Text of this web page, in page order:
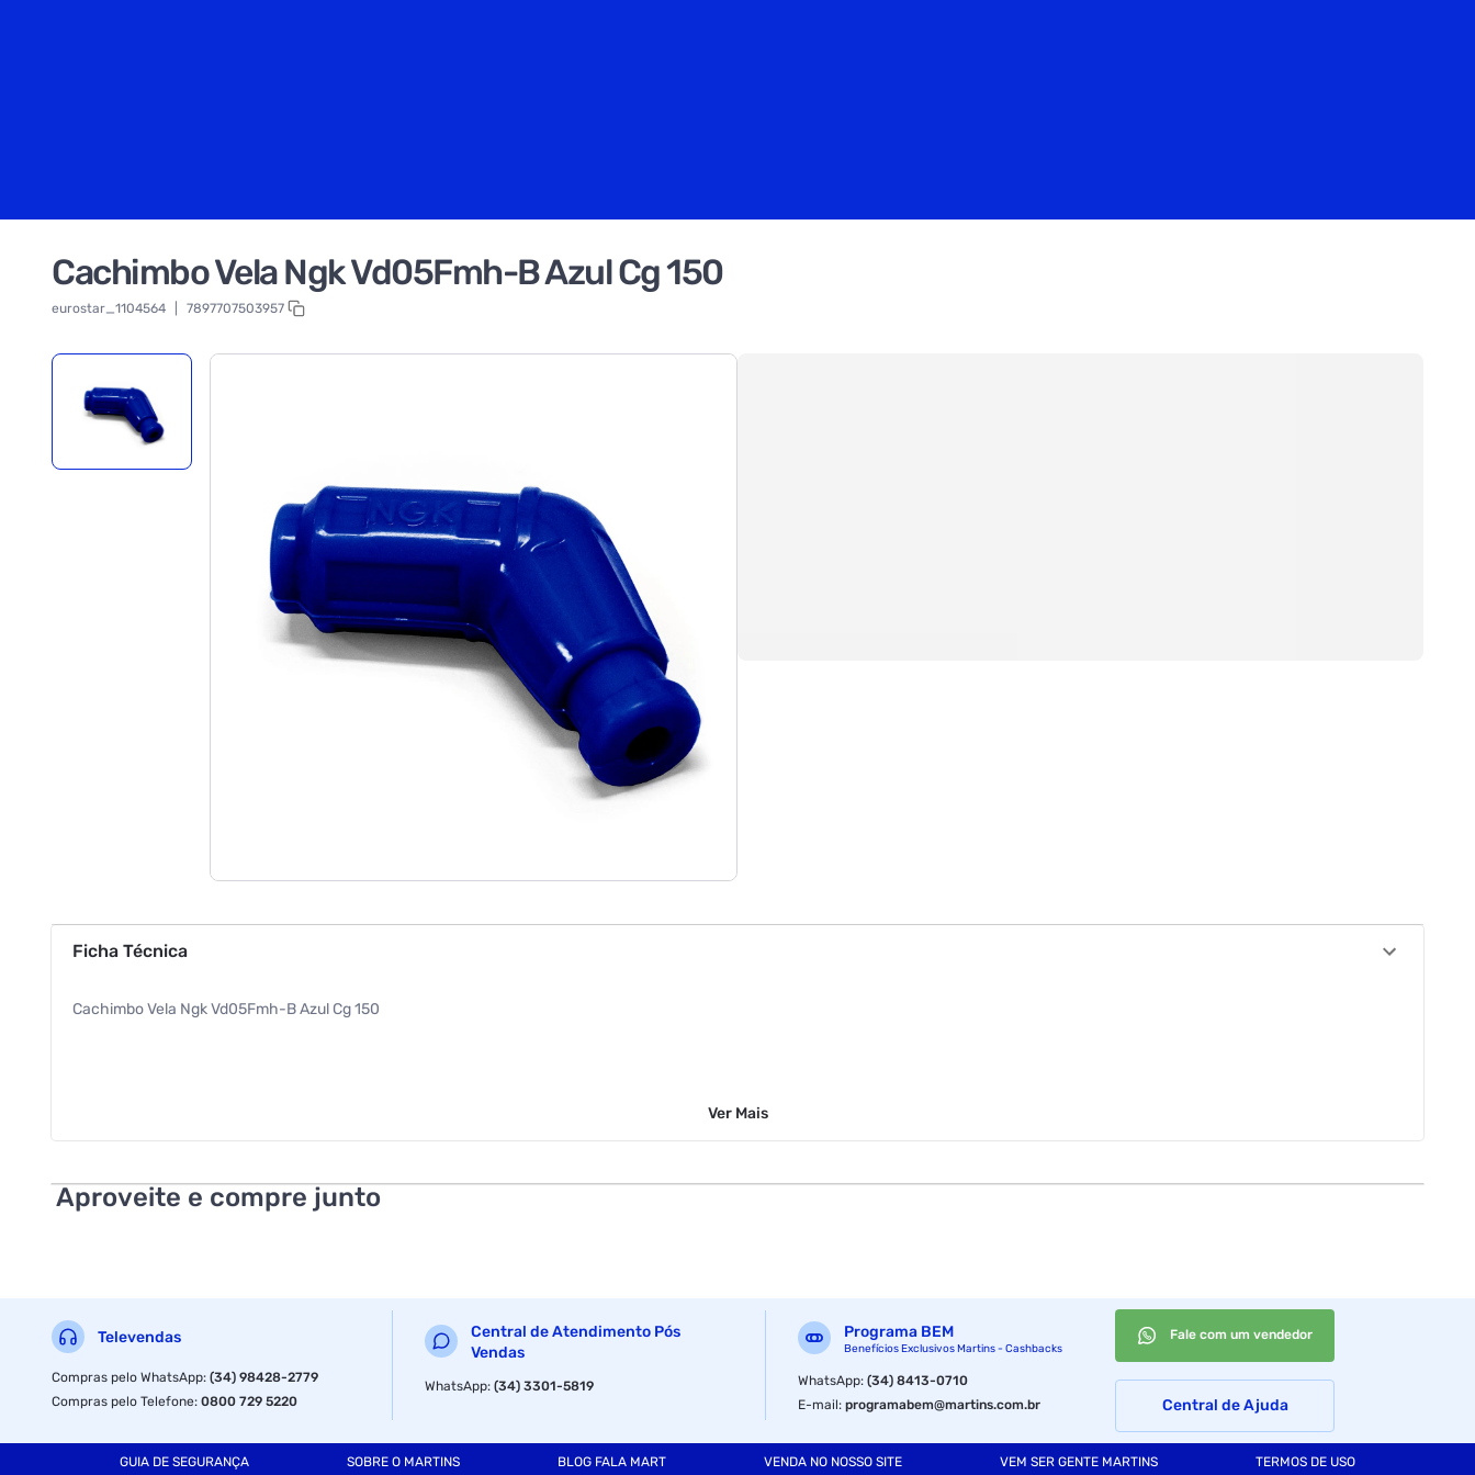
Cachimbo Vela Ngk Vd05Fmh-B Azul Cg 150
eurostar_1104564 7897707503957
Ficha Técnica
Cachimbo Vela Ngk Vd05Fmh-B Azul Cg 150
Ver Mais
Aproveite e compre junto
Televendas
Compras pelo WhatsApp:(34) 98428-2779
Compras pelo Telefone:0800 729 5220
Central de Atendimento Pós
Vendas
WhatsApp:(34) 3301-5819
Programa BEM
Benefícios Exclusivos Martins - Cashbacks
WhatsApp:(34) 8413-0710
E-mail:programabem@martins.com.br
Fale com um vendedor
Central de Ajuda
GUIA DE SEGURANÇA SOBRE O MARTINS BLOG FALA MART VENDA NO NOSSO SITE VEM SER GENTE MARTINS TERMOS DE USO